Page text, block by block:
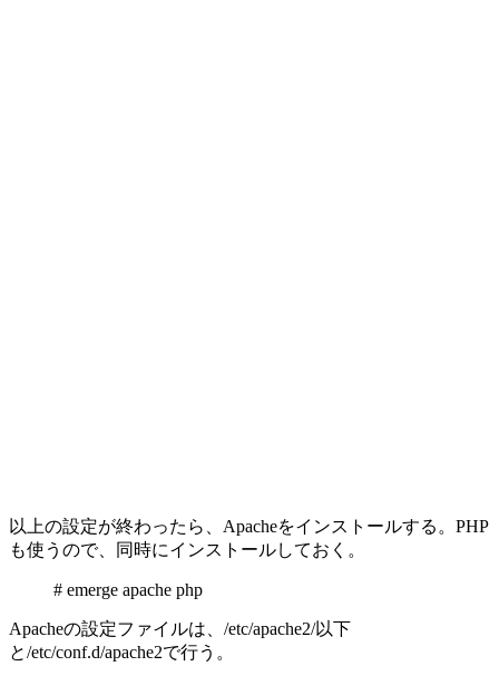
以上の設定が終わったら、Apacheをインストールする。PHP
も使うので、同時にインストールしておく。
# emerge apache php
Apacheの設定ファイルは、/etc/apache2/以下
と/etc/conf.d/apache2で行う。